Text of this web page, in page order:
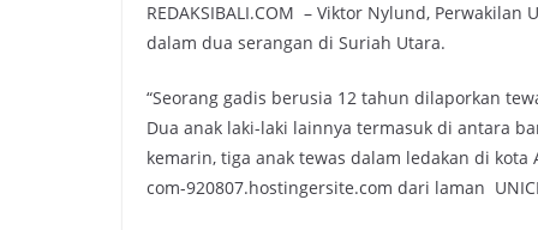
REDAKSIBALI.COM – Viktor Nylund,
dalam dua serangan di Suriah Utara.
“Seorang gadis berusia 12 tahun dilaporkan
Dua anak laki-laki lainnya termasuk di antara
kemarin, tiga anak tewas dalam ledakan di
com-920807.hostingersite.com dari laman